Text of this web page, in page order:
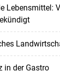
Lebensmittel:
in der Gastro